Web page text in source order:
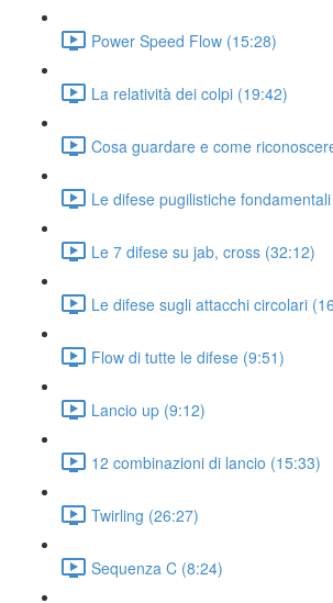
Power Speed Flow (15:28)
La relatività dei colpi (19:42)
Cosa guardare e come
Le difese pugilistiche
Le 7 difese su jab, cross (32:12)
Le difese sugli attacchi circolari
Flow di tutte le difese (9:51)
Lancio up (9:12)
12 combinazioni di lancio (15:33)
Twirling (26:27)
Sequenza C (8:24)